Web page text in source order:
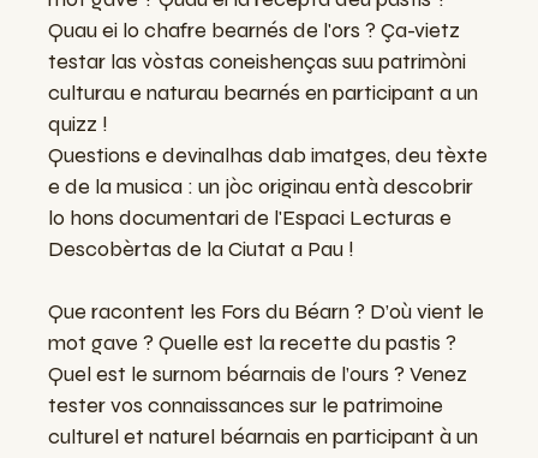
Quau ei lo chafre bearnés de l'ors ? Ça-vietz
testar las vòstas coneishenças suu patrimòni
culturau e naturau bearnés en participant a un
quizz !
Questions e devinalhas dab imatges, deu tèxte
e de la musica : un jòc originau entà descobrir
lo hons documentari de l'Espaci Lecturas e
Descobèrtas de la Ciutat a Pau !
Que racontent les Fors du Béarn ? D’où vient le
mot gave ? Quelle est la recette du pastis ?
Quel est le surnom béarnais de l’ours ? Venez
tester vos connaissances sur le patrimoine
culturel et naturel béarnais en participant à un